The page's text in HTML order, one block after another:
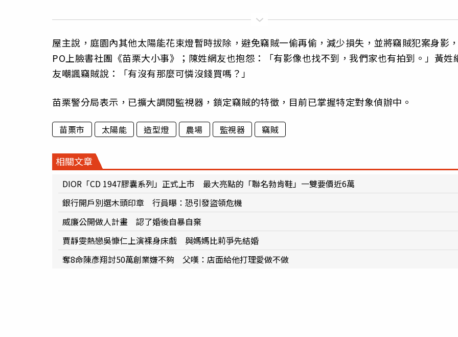
屋主說，庭園內其他太陽能花束燈暫時拔除，避免竊賊一偷再偷，減少損失，並將竊賊犯案身影
PO上臉書社團《苗栗大小事》；陳姓網友也抱怨：「有影像也找不到，我們家也有拍到。」黃姓
友嘲諷竊賊說：「有沒有那麼可憐沒錢買嗎？」
苗栗警分局表示，已擴大調閱監視器，鎖定竊賊的特徵，目前已掌握特定對象偵辦中。
苗栗市 太陽能 造型燈 農場 監視器 竊賊
相關文章
DIOR「CD 1947膠囊系列」正式上市 最大亮點的「聯名勃肯鞋」一雙要價近6萬
銀行開戶別選木頭印章 行員曝：恐引發盜領危機
威廉公開做人計畫 認了婚後自暴自棄
賈靜雯熱戀吳慷仁上演裸身床戲 與媽媽比莉爭先結婚
奪8命陳彥翔討50萬創業嫌不夠 父嘆：店面給他打理愛做不做